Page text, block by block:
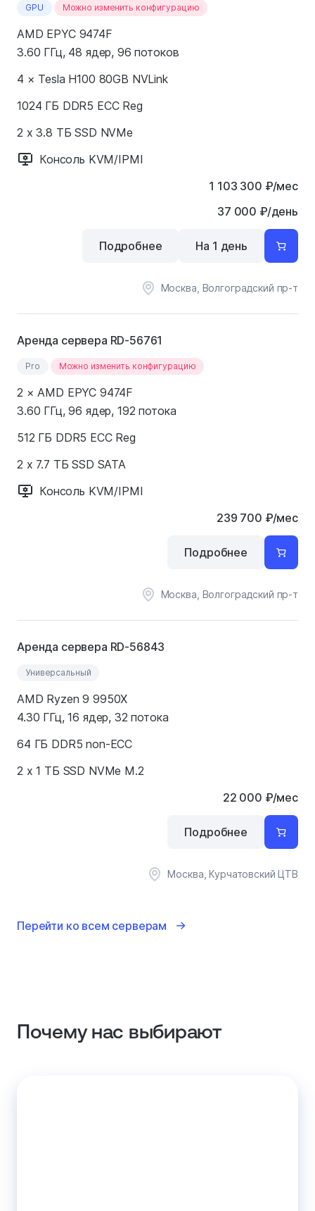
GPU Можно изменить конфигурацию
AMD EPYC 9474F
3.60 ГГц, 48 ядер, 96 потоков
4 × Tesla H100 80GB NVLink
1024 ГБ DDR5 ECC Reg
2 x 3.8 ТБ SSD NVMe
Консоль KVM/IPMI
1 103 300 ₽/мес
37 000 ₽/день
Москва, Волгоградский пр-т
Подробнее На 1 день
Аренда сервера RD-56761
Pro Можно изменить конфигурацию
2 × AMD EPYC 9474F
3.60 ГГц, 96 ядер, 192 потока
512 ГБ DDR5 ECC Reg
2 x 7.7 ТБ SSD SATA
Консоль KVM/IPMI
239 700 ₽/мес
Москва, Волгоградский пр-т
Подробнее
Аренда сервера RD-56843
Универсальный
AMD Ryzen 9 9950X
4.30 ГГц, 16 ядер, 32 потока
64 ГБ DDR5 non-ECC
2 x 1 ТБ SSD NVMe M.2
22 000 ₽/мес
Москва, Курчатовский ЦТВ
Подробнее
Перейти ко всем серверам
Почему нас выбирают